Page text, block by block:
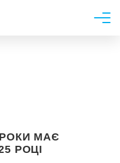
МАЄ
РОЦІ